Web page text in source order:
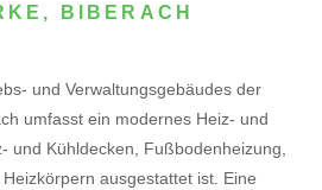
BIBERACH
und Verwaltungsgebäudes der
umfasst ein modernes Heiz- und
und Kühldecken, Fußbodenheizung,
ausgestattet ist. Eine